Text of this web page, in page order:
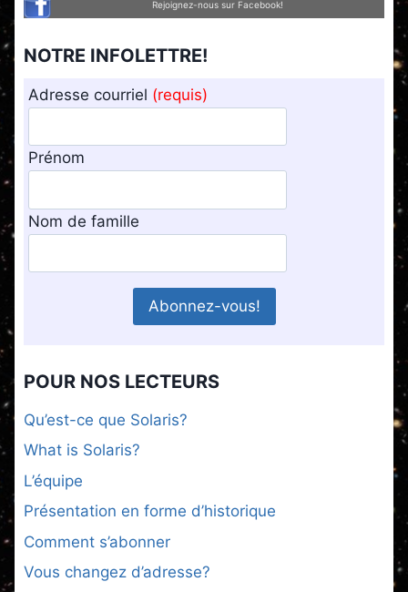
Rejoignez-nous sur Facebook!
NOTRE INFOLETTRE!
Adresse courriel (requis)
Prénom
Nom de famille
POUR NOS LECTEURS
Qu’est-ce que Solaris?
What is Solaris?
L’équipe
Présentation en forme d’historique
Comment s’abonner
Vous changez d’adresse?